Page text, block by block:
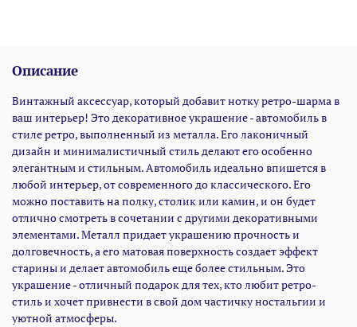
Описание
Винтажный аксессуар, который добавит нотку ретро-шарма в
ваш интерьер! Это декоративное украшение - автомобиль в
стиле ретро, выполненный из металла. Его лаконичный
дизайн и минималистичный стиль делают его особенно
элегантным и стильным. Автомобиль идеально впишется в
любой интерьер, от современного до классического. Его
можно поставить на полку, столик или камин, и он будет
отлично смотреть в сочетании с другими декоративными
элементами. Металл придает украшению прочность и
долговечность, а его матовая поверхность создает эффект
старины и делает автомобиль еще более стильным. Это
украшение - отличный подарок для тех, кто любит ретро-
стиль и хочет привнести в свой дом частичку ностальгии и
уютной атмосферы.